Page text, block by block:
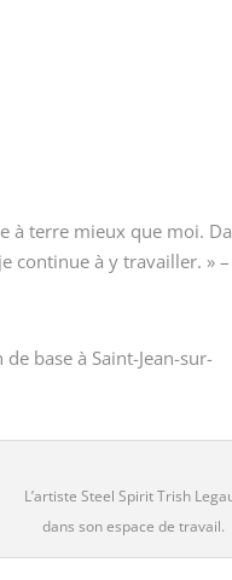
à terre mieux que moi.
continue à y travailler. » –
base à Saint-Jean-sur-
L’artiste Steel Spirit Trish
dans son espace de travail.